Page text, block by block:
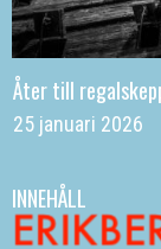
Åter till
25 januari 2026
INNEHÅLL